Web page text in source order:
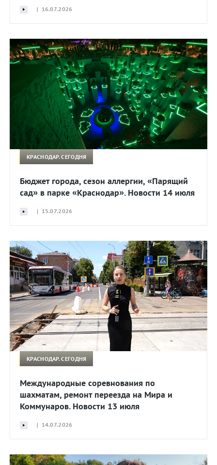
| 16.07.2026
КРАСНОДАР. СЕГОДНЯ
Бюджет города, сезон аллергии, «Парящий
сад» в парке «Краснодар». Новости 14 июля
| 15.07.2026
КРАСНОДАР. СЕГОДНЯ
Международные соревнования по
шахматам, ремонт переезда на Мира и
Коммунаров. Новости 13 июля
| 14.07.2026